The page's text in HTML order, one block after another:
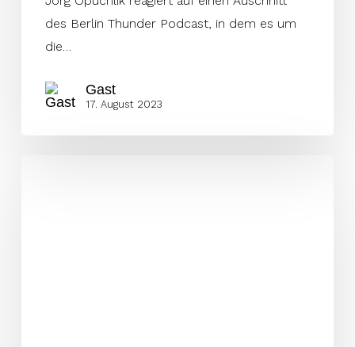
des Berlin Thunder Podcast, in dem es um
die…
Gast
17. August 2023